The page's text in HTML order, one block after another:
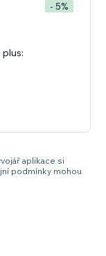
- 5%
aplikace si
podmínky mohou